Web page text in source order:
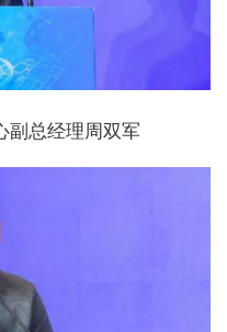
总经理周双军